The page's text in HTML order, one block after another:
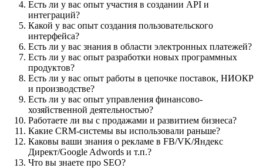
Есть ли у вас опыт участия в создании API и
интеграций?
Какой у вас опыт создания пользовательского
интерфейса?
Есть ли у вас знания в области электронных платежей?
Есть ли у вас опыт разработки новых программных
продуктов?
Есть ли у вас опыт работы в цепочке поставок, НИОКР
и производстве?
Есть ли у вас опыт управления финансово-
хозяйственной деятельностью?
Работаете ли вы с продажами и развитием бизнеса?
Какие CRM-системы вы использовали раньше?
Каковы ваши знания о рекламе в FB/VK/Яндекс
Директ/Google Adwords и т.п.?
Что вы знаете про SEO?